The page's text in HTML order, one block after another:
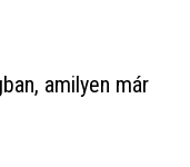
amilyen már